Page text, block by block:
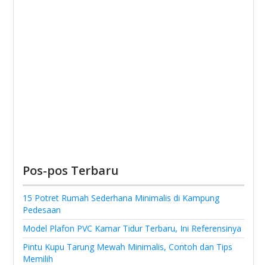
Pos-pos Terbaru
15 Potret Rumah Sederhana Minimalis di Kampung
Pedesaan
Model Plafon PVC Kamar Tidur Terbaru, Ini Referensinya
Pintu Kupu Tarung Mewah Minimalis, Contoh dan Tips
Memilih